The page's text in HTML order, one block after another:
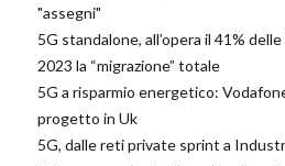
"assegni"
5G standalone, all’opera il 41%
2023 la “migrazione” totale
5G a risparmio energetico:
progetto in Uk
5G, dalle reti private sprint a